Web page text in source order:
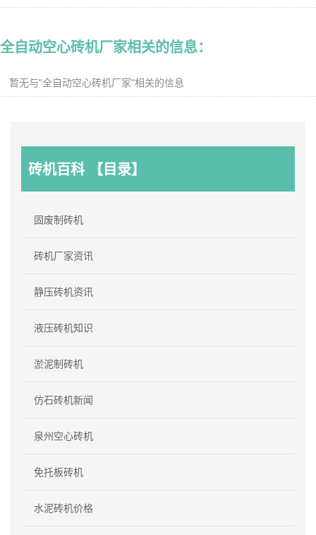
全自动空心砖机厂家相关的信息：
暂无与"全自动空心砖机厂家"相关的信息
砖机百科 【目录】
固废制砖机
砖机厂家资讯
静压砖机资讯
液压砖机知识
淤泥制砖机
仿石砖机新闻
泉州空心砖机
免托板砖机
水泥砖机价格